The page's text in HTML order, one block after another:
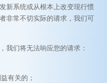
新系统或从根本上改变现行惯
非常不切实际的请求，我们可
我们将无法响应您的请求：
有关的；